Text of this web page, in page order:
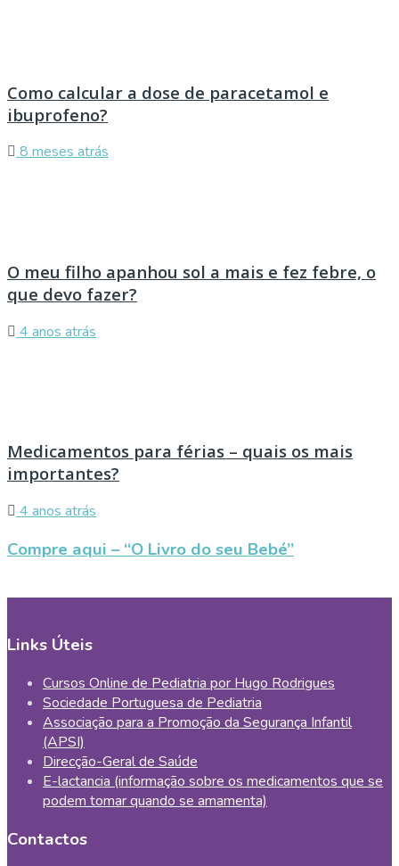
Como calcular a dose de paracetamol e
ibuprofeno?
8 meses atrás
O meu filho apanhou sol a mais e fez febre, o
que devo fazer?
4 anos atrás
Medicamentos para férias – quais os mais
importantes?
4 anos atrás
Compre aqui – “O Livro do seu Bebé”
Links Úteis
Cursos Online de Pediatria por Hugo Rodrigues
Sociedade Portuguesa de Pediatria
Associação para a Promoção da Segurança Infantil
(APSI)
Direcção-Geral de Saúde
E-lactancia (informação sobre os medicamentos que se
podem tomar quando se amamenta)
Contactos